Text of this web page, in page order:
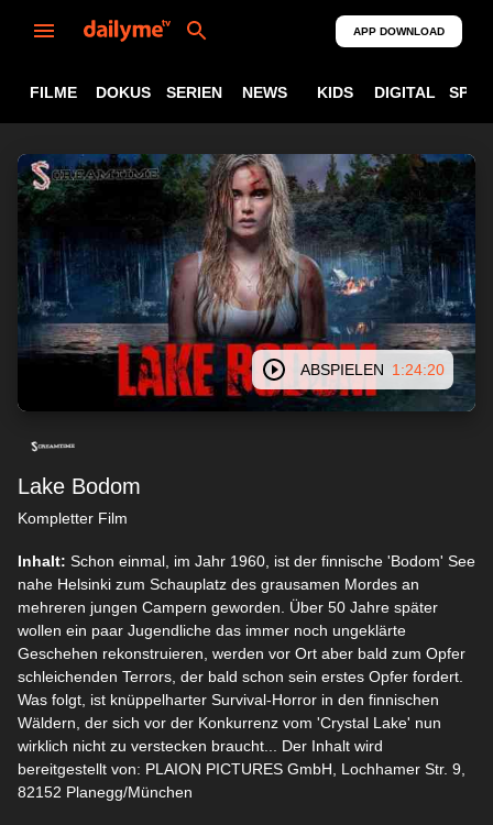
APP DOWNLOAD
FILME DOKUS SERIEN NEWS KIDS DIGITAL
ABSPIELEN 1:24:20
Lake Bodom
Kompletter Film
Inhalt: Schon einmal, im Jahr 1960, ist der finnische 'Bodom' See
nahe Helsinki zum Schauplatz des grausamen Mordes an
mehreren jungen Campern geworden. Über 50 Jahre später
wollen ein paar Jugendliche das immer noch ungeklärte
Geschehen rekonstruieren, werden vor Ort aber bald zum Opfer
schleichenden Terrors, der bald schon sein erstes Opfer fordert.
Was folgt, ist knüppelharter Survival-Horror in den finnischen
Wäldern, der sich vor der Konkurrenz vom 'Crystal Lake' nun
wirklich nicht zu verstecken braucht... Der Inhalt wird
bereitgestellt von: PLAION PICTURES GmbH, Lochhamer Str. 9,
82152 Planegg/München